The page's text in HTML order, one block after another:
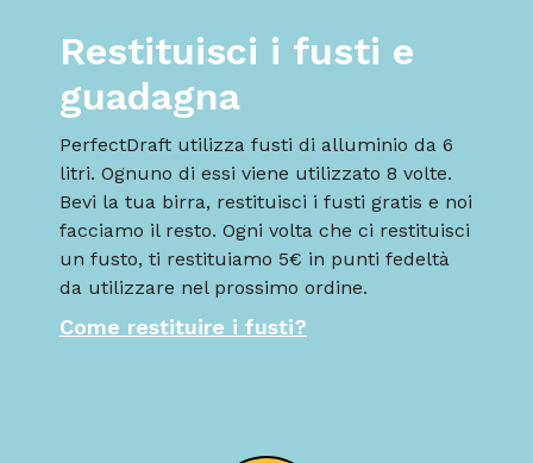
Restituisci i fusti e
guadagna
PerfectDraft utilizza fusti di alluminio da 6
litri. Ognuno di essi viene utilizzato 8 volte.
Bevi la tua birra, restituisci i fusti gratis e noi
facciamo il resto. Ogni volta che ci restituisci
un fusto, ti restituiamo 5€ in punti fedeltà
da utilizzare nel prossimo ordine.
Come restituire i fusti?